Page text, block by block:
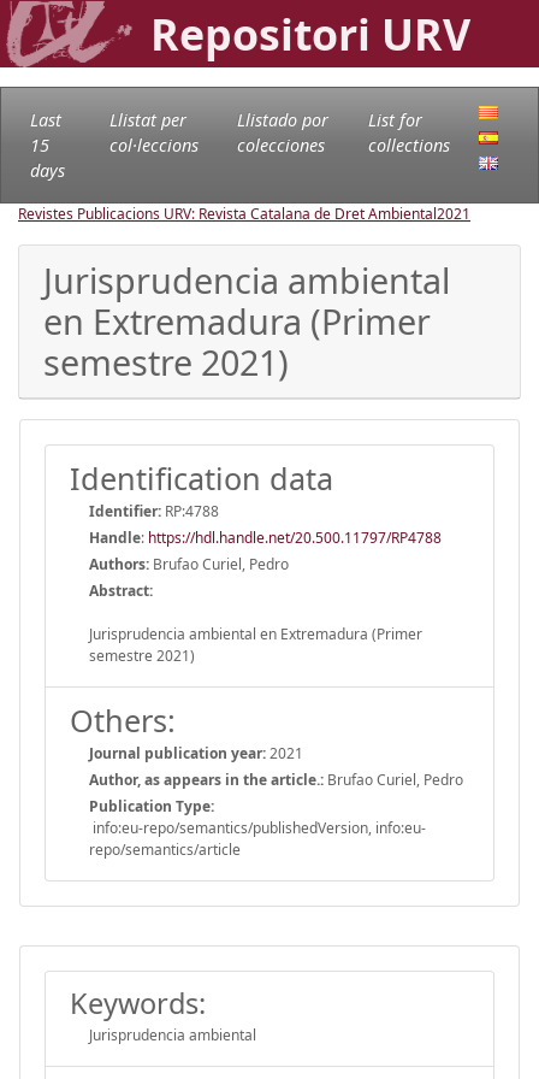
Repositori URV
Last
15
days
Llistat per
col·leccions
Llistado por
colecciones
List for
collections
Revistes Publicacions URV: Revista Catalana de Dret Ambiental2021
Jurisprudencia ambiental
en Extremadura (Primer
semestre 2021)
Identification data
Identifier: RP:4788
Handle: https://hdl.handle.net/20.500.11797/RP4788
Authors: Brufao Curiel, Pedro
Abstract:
Jurisprudencia ambiental en Extremadura (Primer
semestre 2021)
Others:
Journal publication year:2021
Author, as appears in the article.: Brufao Curiel, Pedro
Publication Type:
info:eu-repo/semantics/publishedVersion, info:eu-
repo/semantics/article
Keywords:
Jurisprudencia ambiental